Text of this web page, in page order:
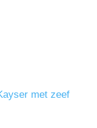
met zeef